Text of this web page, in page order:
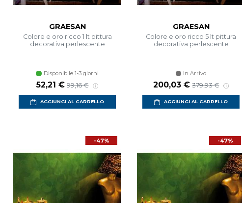
GRAESAN
Colore e oro ricco 1 lt pittura
decorativa perlescente
Disponibile 1-3 giorni
52,21 € 99,16 €
AGGIUNGI AL CARRELLO
GRAESAN
Colore e oro ricco 5 lt pittura
decorativa perlescente
In Arrivo
200,03 € 379,93 €
AGGIUNGI AL CARRELLO
-47% -47%